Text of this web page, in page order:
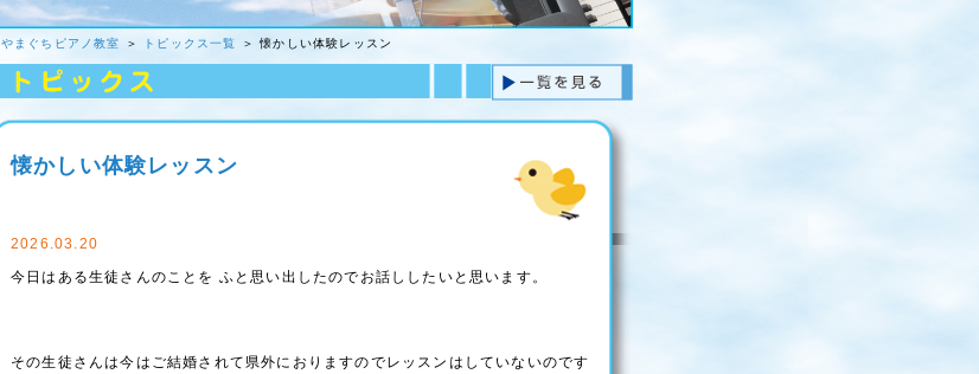
やまぐちピアノ教室 ＞ トピックス一覧 ＞ 懐かしい体験レッスン
懐かしい体験レッスン
2026.03.20
今日はある生徒さんのことを ふと思い出したのでお話ししたいと思います。
その生徒さんは今はご結婚されて県外におりますのでレッスンはしていないのです